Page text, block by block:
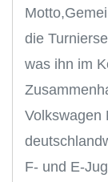
die
was ihn im
Volkswagen
F- und E-